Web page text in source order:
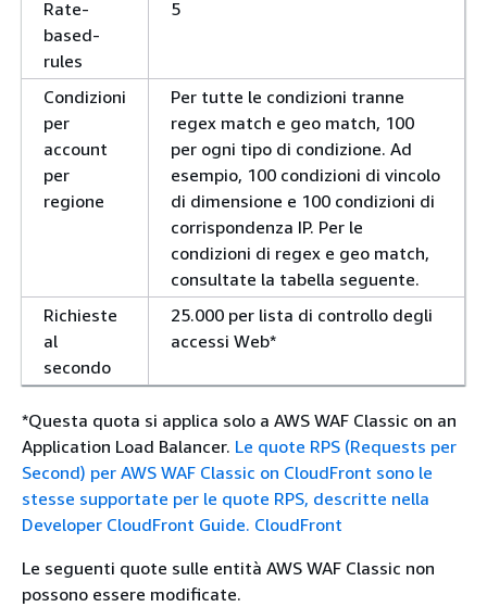
Rate-
based-
rules
5
Condizioni
per
account
per
regione
Per tutte le condizioni tranne
regex match e geo match, 100
per ogni tipo di condizione. Ad
esempio, 100 condizioni di vincolo
di dimensione e 100 condizioni di
corrispondenza IP. Per le
condizioni di regex e geo match,
consultate la tabella seguente.
Richieste
al
secondo
25.000 per lista di controllo degli
accessi Web*
*Questa quota si applica solo a AWS WAF Classic on an
Application Load Balancer. Le quote RPS (Requests per
Second) per AWS WAF Classic on CloudFront sono le
stesse supportate per le quote RPS, descritte nella
Developer CloudFront Guide. CloudFront
Le seguenti quote sulle entità AWS WAF Classic non
possono essere modificate.